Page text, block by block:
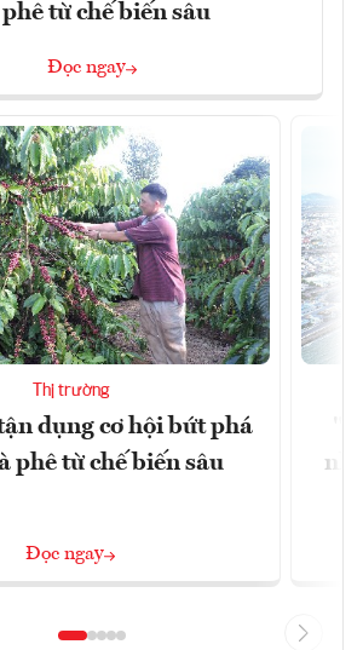
phê từ chế biến sâu
Đọc ngay
Thị trường
dụng cơ hội bứt phá
phê từ chế biến sâu
Đọc ngay